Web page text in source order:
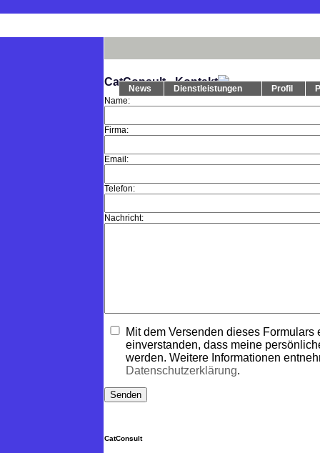
CatConsult - Kontakt
Name:
Firma:
Email:
Telefon:
Nachricht:
Mit dem Versenden dieses Formulars
einverstanden, dass meine
werden. Weitere Informationen
Datenschutzerklärung.
CatConsult
News Dienstleistungen Profil